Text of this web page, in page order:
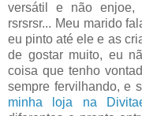
versátil e não enjoe,
rsrsrsr... Meu marido
eu pinto até ele e as
de gostar muito, eu
coisa que tenho
sempre fervilhando, e
minha loja na